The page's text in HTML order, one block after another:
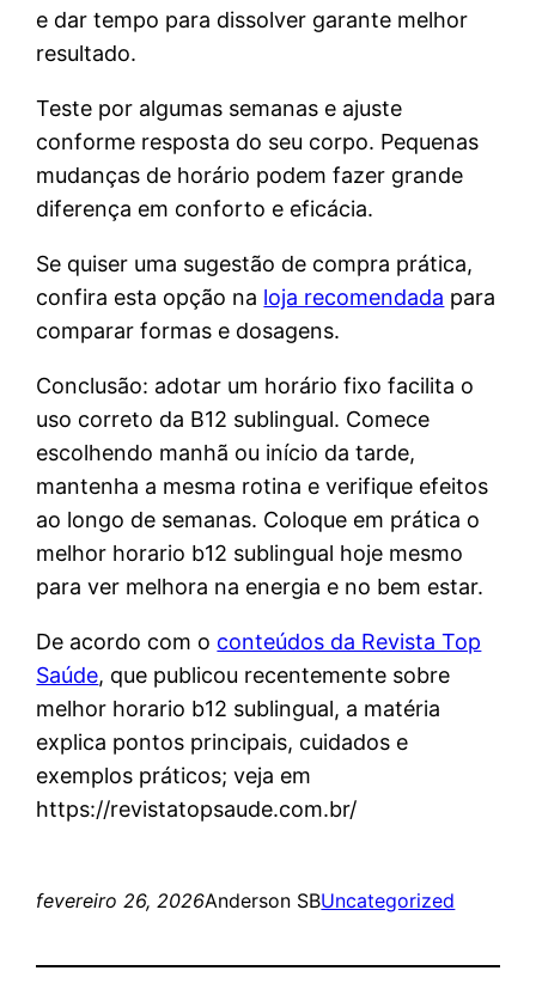
e dar tempo para dissolver garante melhor
resultado.
Teste por algumas semanas e ajuste
conforme resposta do seu corpo. Pequenas
mudanças de horário podem fazer grande
diferença em conforto e eficácia.
Se quiser uma sugestão de compra prática,
confira esta opção na loja recomendada para
comparar formas e dosagens.
Conclusão: adotar um horário fixo facilita o
uso correto da B12 sublingual. Comece
escolhendo manhã ou início da tarde,
mantenha a mesma rotina e verifique efeitos
ao longo de semanas. Coloque em prática o
melhor horario b12 sublingual hoje mesmo
para ver melhora na energia e no bem estar.
De acordo com o conteúdos da Revista Top
Saúde, que publicou recentemente sobre
melhor horario b12 sublingual, a matéria
explica pontos principais, cuidados e
exemplos práticos; veja em
https://revistatopsaude.com.br/
fevereiro 26, 2026Anderson SBUncategorized